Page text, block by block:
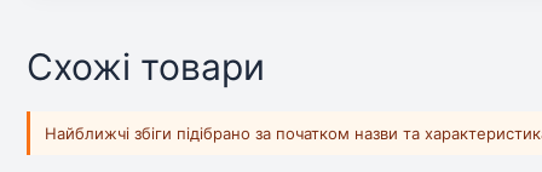
Схожі товари
Найближчі збіги підібрано за початком назви та